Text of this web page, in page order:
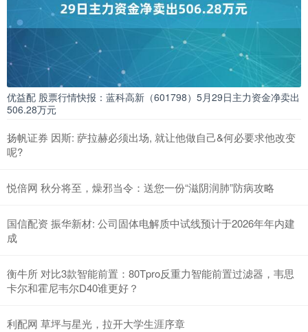
优益配 股票行情快报：蓝科高新（601798）5月29日主力资金净卖出
506.28万元
扬帆证券 因斯: 萨拉赫必须出场, 就让他做自己&何必要求他改变
呢?
悦倍网 秋分将至，燥邪当令：送您一份“滋阴润肺”防病攻略
国信配资 振华新材: 公司固体电解质中试线预计于2026年年内建
成
衡牛所 对比3款智能前置：80Tpro反重力智能前置过滤器，韦思
卡尔和霍尼韦尔D40谁更好？
利配网 草坪与星光，拉开大学生涯序章